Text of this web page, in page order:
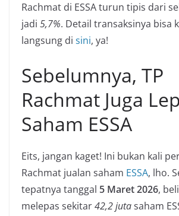
Rachmat di ESSA turun tipis dari
jadi 5,7%. Detail transaksinya bisa
langsung di sini, ya!
Sebelumnya, TP
Rachmat Juga
Saham ESSA
Eits, jangan kaget! Ini bukan kali
Rachmat jualan saham ESSA, lho.
tepatnya tanggal 5 Maret 2026,
melepas sekitar42,2 jutasaham